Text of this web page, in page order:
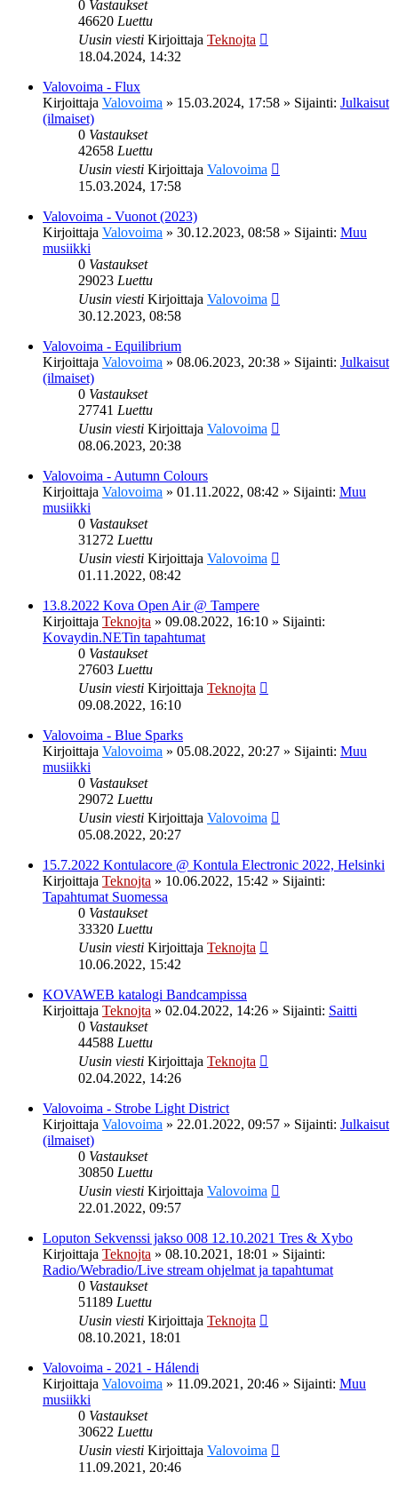
0 Vastaukset
46620 Luettu
Uusin viesti Kirjoittaja Teknojta
18.04.2024, 14:32
Valovoima - Flux
Kirjoittaja Valovoima » 15.03.2024, 17:58 » Sijainti: Julkaisut
(ilmaiset)
0 Vastaukset
42658 Luettu
Uusin viesti Kirjoittaja Valovoima
15.03.2024, 17:58
Valovoima - Vuonot (2023)
Kirjoittaja Valovoima » 30.12.2023, 08:58 » Sijainti: Muu
musiikki
0 Vastaukset
29023 Luettu
Uusin viesti Kirjoittaja Valovoima
30.12.2023, 08:58
Valovoima - Equilibrium
Kirjoittaja Valovoima » 08.06.2023, 20:38 » Sijainti: Julkaisut
(ilmaiset)
0 Vastaukset
27741 Luettu
Uusin viesti Kirjoittaja Valovoima
08.06.2023, 20:38
Valovoima - Autumn Colours
Kirjoittaja Valovoima » 01.11.2022, 08:42 » Sijainti: Muu
musiikki
0 Vastaukset
31272 Luettu
Uusin viesti Kirjoittaja Valovoima
01.11.2022, 08:42
13.8.2022 Kova Open Air @ Tampere
Kirjoittaja Teknojta » 09.08.2022, 16:10 » Sijainti:
Kovaydin.NETin tapahtumat
0 Vastaukset
27603 Luettu
Uusin viesti Kirjoittaja Teknojta
09.08.2022, 16:10
Valovoima - Blue Sparks
Kirjoittaja Valovoima » 05.08.2022, 20:27 » Sijainti: Muu
musiikki
0 Vastaukset
29072 Luettu
Uusin viesti Kirjoittaja Valovoima
05.08.2022, 20:27
15.7.2022 Kontulacore @ Kontula Electronic 2022, Helsinki
Kirjoittaja Teknojta » 10.06.2022, 15:42 » Sijainti:
Tapahtumat Suomessa
0 Vastaukset
33320 Luettu
Uusin viesti Kirjoittaja Teknojta
10.06.2022, 15:42
KOVAWEB katalogi Bandcampissa
Kirjoittaja Teknojta » 02.04.2022, 14:26 » Sijainti: Saitti
0 Vastaukset
44588 Luettu
Uusin viesti Kirjoittaja Teknojta
02.04.2022, 14:26
Valovoima - Strobe Light District
Kirjoittaja Valovoima » 22.01.2022, 09:57 » Sijainti: Julkaisut
(ilmaiset)
0 Vastaukset
30850 Luettu
Uusin viesti Kirjoittaja Valovoima
22.01.2022, 09:57
Loputon Sekvenssi jakso 008 12.10.2021 Tres & Xybo
Kirjoittaja Teknojta » 08.10.2021, 18:01 » Sijainti:
Radio/Webradio/Live stream ohjelmat ja tapahtumat
0 Vastaukset
51189 Luettu
Uusin viesti Kirjoittaja Teknojta
08.10.2021, 18:01
Valovoima - 2021 - Hálendi
Kirjoittaja Valovoima » 11.09.2021, 20:46 » Sijainti: Muu
musiikki
0 Vastaukset
30622 Luettu
Uusin viesti Kirjoittaja Valovoima
11.09.2021, 20:46